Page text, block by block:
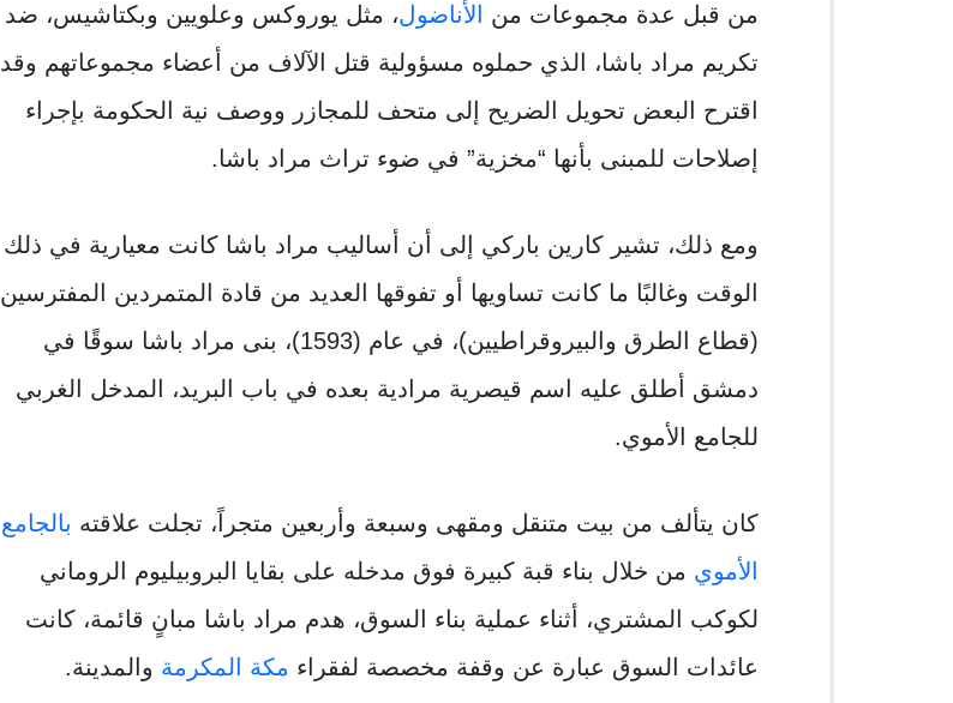
من قبل عدة مجموعات من
الأناضول، مثل يوروكس وعلويين وبكتاشيس، ضد
تكريم مراد باشا، الذي حملوه مسؤولية قتل الآلاف من أعضاء مجموعاتهم وقد
اقترح البعض تحويل الضريح إلى متحف للمجازر ووصف نية الحكومة بإجراء
إصلاحات للمبنى بأنها “مخزية” في ضوء تراث مراد باشا.
ومع ذلك، تشير كارين باركي إلى أن أساليب مراد باشا كانت معيارية في ذلك
الوقت وغالبًا ما كانت تساويها أو تفوقها العديد من قادة المتمردين المفترسين
(قطاع الطرق والبيروقراطيين)، في عام (1593)، بنى مراد باشا سوقًا في
دمشق أطلق عليه اسم قيصرية مرادية بعده في باب البريد، المدخل الغربي
للجامع الأموي.
كان يتألف من بيت متنقل ومقهى وسبعة وأربعين متجراً، تجلت علاقته بالجامع
الأموي من خلال بناء قبة كبيرة فوق مدخله على بقايا البروبيليوم الروماني
لكوكب المشتري، أثناء عملية بناء السوق، هدم مراد باشا مبانٍ قائمة، كانت
عائدات السوق عبارة عن وقفة مخصصة لفقراء مكة المكرمة والمدينة.